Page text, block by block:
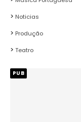
Noticias
Produção
Teatro
PUB